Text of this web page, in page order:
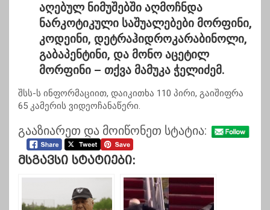
აღებულ ნიმუშებში აღმოჩნდა
ნარკოტიკული საშუალებები მორფინი,
კოდეინი, დეტრაჰიდროკარაბინოლი,
გაბაპენტინი, და მონო აცეტილ
მორფინი – თქვა მამუკა ჭელიძემ.
შსს-ს ინფორმაციით, დაიკითხა 110 პირი, გაიშიფრა
65 კამერის ვიდეოჩანაწერი.
გააზიარეთ და მოიწონეთ სტატია:
Მსგავსი Სტატიები: